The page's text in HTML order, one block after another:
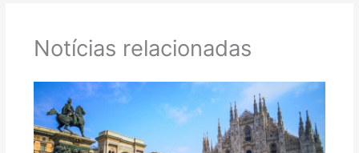
Notícias relacionadas